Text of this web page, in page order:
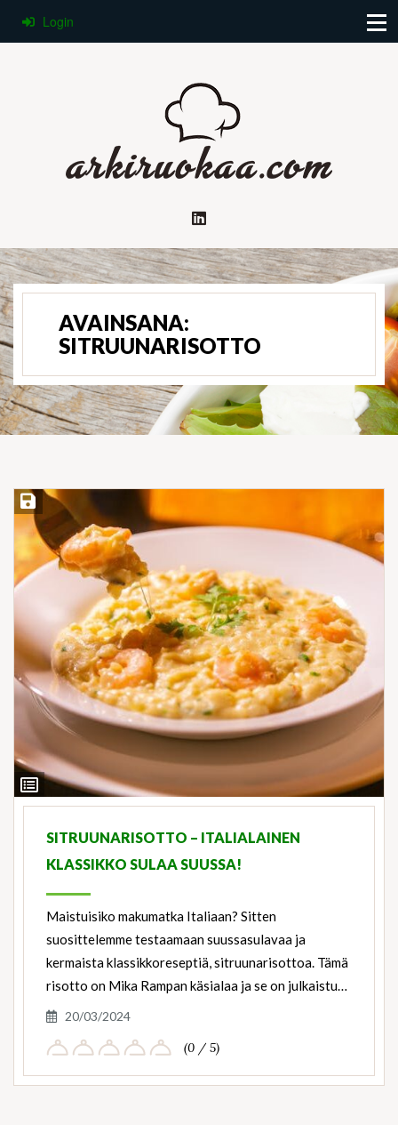
Login
AVAINSANA:
SITRUUNARISOTTO
View
Ingredients
Save Recipe
SITRUUNARISOTTO – ITALIALAINEN
KLASSIKKO SULAA SUUSSA!
Maistuisiko makumatka Italiaan? Sitten
suosittelemme testaamaan suussasulavaa ja
kermaista klassikkoreseptiä, sitruunarisottoa. Tämä
risotto on Mika Rampan käsialaa ja se on julkaistu…
20/03/2024
(0 / 5)